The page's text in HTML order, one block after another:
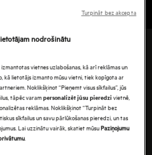
MĀJA
jūsu ikdienas uzdevums un
ir svaigāks, tīrāks un
ierīces - ērti pārvaldāmai
nodrošinātu
vietnes uzlabošanas, kā arī reklāmas un
kā lietotājs izmanto mūsu vietni, tiek kopīgota ar
Noklikšķinot “Pieņemt visus sīkfailus”, jūs
tāpēc varampersonalizēt jūsu pieredzivietnē,
reklāmas. Noklikšķinot “Turpināt bez
sīkfailus un savu pārlūkošanas pieredzi, un tas
Lai uzzinātu vairāk, skatiet mūsuPaziņojumu
.
Turpināt bez akcepta